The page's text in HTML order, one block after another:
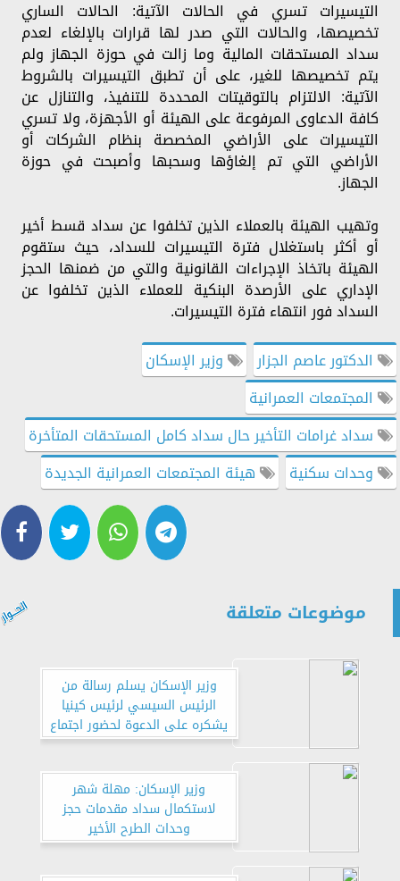
التيسيرات تسري في الحالات الآتية: الحالات الساري
تخصيصها، والحالات التي صدر لها قرارات بالإلغاء لعدم
سداد المستحقات المالية وما زالت في حوزة الجهاز ولم
يتم تخصيصها للغير، على أن تطبق التيسيرات بالشروط
الآتية: الالتزام بالتوقيتات المحددة للتنفيذ، والتنازل عن
كافة الدعاوى المرفوعة على الهيئة أو الأجهزة، ولا تسري
التيسيرات على الأراضي المخصصة بنظام الشركات أو
الأراضي التي تم إلغاؤها وسحبها وأصبحت في حوزة
الجهاز.
وتهيب الهيئة بالعملاء الذين تخلفوا عن سداد قسط أخير
أو أكثر باستغلال فترة التيسيرات للسداد، حيث ستقوم
الهيئة باتخاذ الإجراءات القانونية والتي من ضمنها الحجز
الإداري على الأرصدة البنكية للعملاء الذين تخلفوا عن
السداد فور انتهاء فترة التيسيرات.
الدكتور عاصم الجزار
وزير الإسكان
المجتمعات العمرانية
سداد غرامات التأخير حال سداد كامل المستحقات المتأخرة
وحدات سكنية
هيئة المجتمعات العمرانية الجديدة
موضوعات متعلقة
وزير الإسكان يسلم رسالة من
الرئيس السيسي لرئيس كينيا
يشكره على الدعوة لحضور اجتماع
الجمعية العامة للامم المتحدة
وزير الإسكان: مهلة شهر
لاستكمال سداد مقدمات حجز
وحدات الطرح الأخير